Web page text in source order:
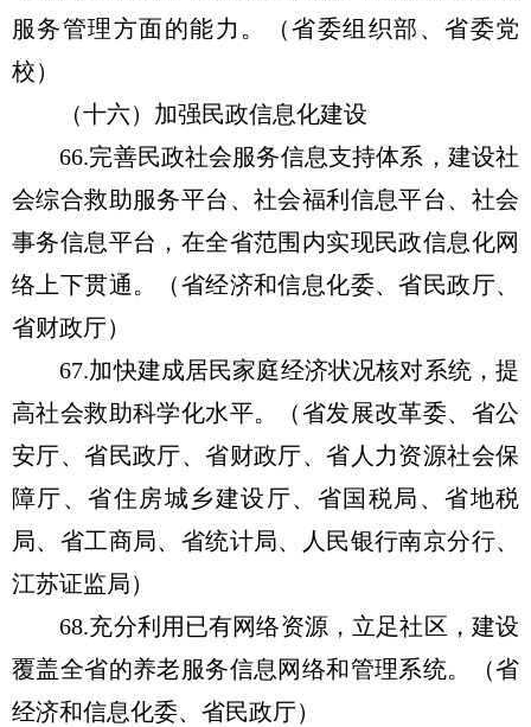
服务管理方面的能力。（省委组织部、省委党
校）
（十六）加强民政信息化建设
66.完善民政社会服务信息支持体系，建设社
会综合救助服务平台、社会福利信息平台、社会
事务信息平台，在全省范围内实现民政信息化网
络上下贯通。（省经济和信息化委、省民政厅、
省财政厅）
67.加快建成居民家庭经济状况核对系统，提
高社会救助科学化水平。（省发展改革委、省公
安厅、省民政厅、省财政厅、省人力资源社会保
障厅、省住房城乡建设厅、省国税局、省地税
局、省工商局、省统计局、人民银行南京分行、
江苏证监局）
68.充分利用已有网络资源，立足社区，建设
覆盖全省的养老服务信息网络和管理系统。（省
经济和信息化委、省民政厅）